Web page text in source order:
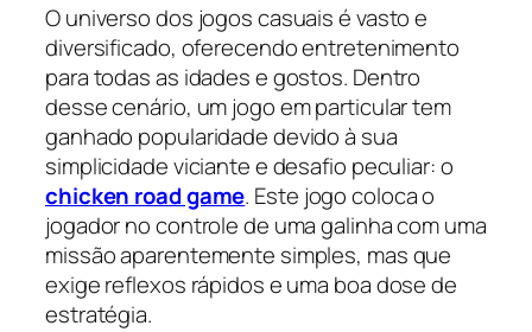
O universo dos jogos casuais é vasto e
diversificado, oferecendo entretenimento
para todas as idades e gostos. Dentro
desse cenário, um jogo em particular tem
ganhado popularidade devido à sua
simplicidade viciante e desafio peculiar: o
chicken road game. Este jogo coloca o
jogador no controle de uma galinha com uma
missão aparentemente simples, mas que
exige reflexos rápidos e uma boa dose de
estratégia.